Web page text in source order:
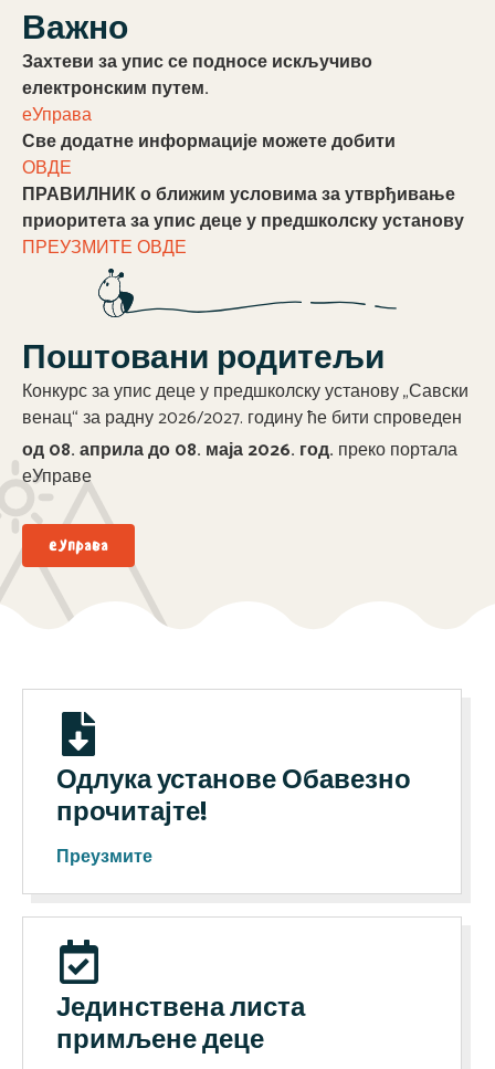
Важно
Захтеви за упис се подносе искључиво
електронским путем.
еУправа
Све додатне информације можете добити
ОВДЕ
ПРАВИЛНИК о ближим условима за утврђивање
приоритета за упис деце у предшколску установу
ПРЕУЗМИТЕ ОВДЕ
Поштовани родитељи
Конкурс за упис деце у предшколску установу „Савски
венац“ за радну 2026/2027. годину ће бити спроведен
од 08. априла до 08. маја 2026. год. преко портала
еУправе
еУправa
Одлука установе Обавезно
прочитајте!
Преузмите
Јединствена листа
примљене деце